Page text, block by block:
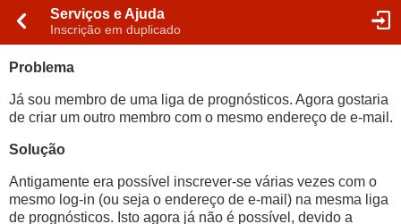
Serviços e Ajuda
Inscrição em duplicado
Problema
Já sou membro de uma liga de prognósticos. Agora gostaria
de criar um outro membro com o mesmo endereço de e-mail.
Solução
Antigamente era possível inscrever-se várias vezes com o
mesmo log-in (ou seja o endereço de e-mail) na mesma liga
de prognósticos. Isto agora já não é possível, devido a